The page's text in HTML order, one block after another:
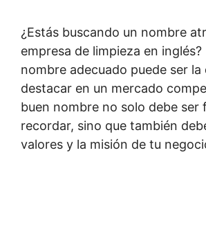
¿Estás buscando un nombre
empresa de limpieza en inglés?
nombre adecuado puede ser la
destacar en un mercado
buen nombre no solo debe ser
recordar, sino que también
valores y la misión de tu